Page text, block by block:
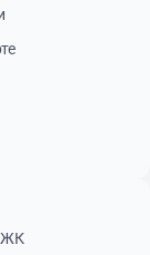
ЖК